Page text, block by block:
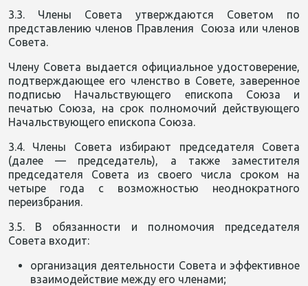
3.3. Члены Совета утверждаются Советом по
представлению членов Правления Союза или членов
Совета.
Члену Совета выдается официальное удостоверение,
подтверждающее его членство в Совете, заверенное
подписью Начальствующего епископа Союза и
печатью Союза, на срок полномочий действующего
Начальствующего епископа Союза.
3.4. Члены Совета избирают председателя Совета
(далее — председатель), а также заместителя
председателя Совета из своего числа сроком на
четыре года с возможностью неоднократного
переизбрания.
3.5. В обязанности и полномочия председателя
Совета входит:
организация деятельности Совета и эффективное
взаимодействие между его членами;